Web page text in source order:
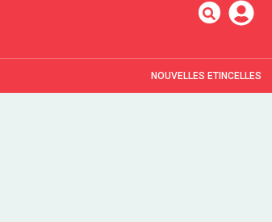
NOUVELLES ETINCELLES